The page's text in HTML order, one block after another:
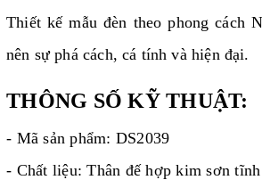
Thiết kế mẫu đèn theo phong cách
nên sự phá cách, cá tính và hiện đại.
THÔNG SỐ KỸ THUẬT:
- Mã sản phẩm: DS2039
- Chất liệu: Thân đế hợp kim sơn